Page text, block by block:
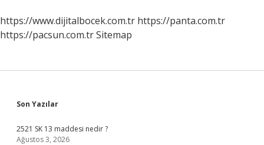
Alınır
https://www.dijitalbocek.com.tr https://panta.com.tr
https://pacsun.com.trSitemap
Sidebar
Son Yazılar
2521 SK 13 maddesi nedir ?
Ağustos 3, 2026